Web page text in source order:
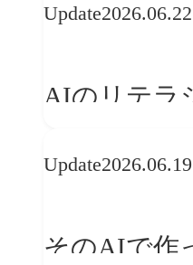
「正解」を
Update2026.06.22
AIのリテラ
は大丈夫か?
Update2026.06.19
そのAIで作